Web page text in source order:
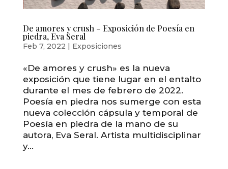
De amores y crush – Exposición de Poesía en
piedra, Eva Seral
Feb 7, 2022 | Exposiciones
«De amores y crush» es la nueva
exposición que tiene lugar en el entalto
durante el mes de febrero de 2022.
Poesía en piedra nos sumerge con esta
nueva colección cápsula y temporal de
Poesía en piedra de la mano de su
autora, Eva Seral. Artista multidisciplinar
y...